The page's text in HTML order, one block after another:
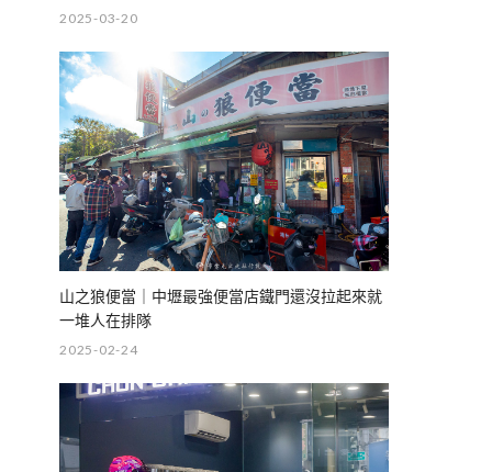
2025-03-20
山之狼便當｜中壢最強便當店鐵門還沒拉起來就
一堆人在排隊
2025-02-24